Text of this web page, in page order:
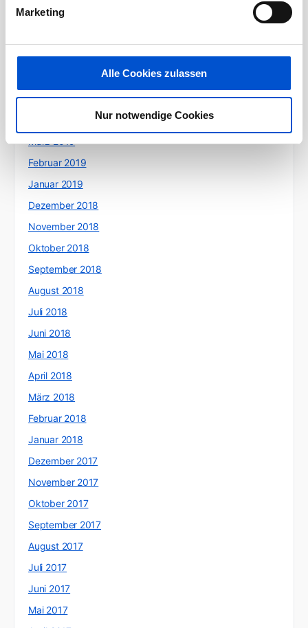
Marketing
Alle Cookies zulassen
Nur notwendige Cookies
September 2019
Juli 2019
Mai 2019
März 2019
Februar 2019
Januar 2019
Dezember 2018
November 2018
Oktober 2018
September 2018
August 2018
Juli 2018
Juni 2018
Mai 2018
April 2018
März 2018
Februar 2018
Januar 2018
Dezember 2017
November 2017
Oktober 2017
September 2017
August 2017
Juli 2017
Juni 2017
Mai 2017